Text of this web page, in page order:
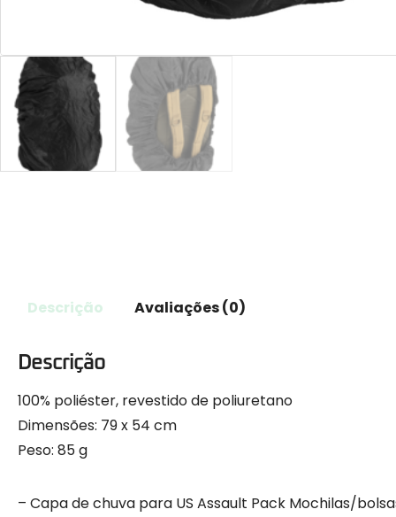
Descrição Avaliações (0)
Descrição
100% poliéster, revestido de poliuretano
Dimensões: 79 x 54 cm
Peso: 85 g
– Capa de chuva para US Assault Pack Mochilas/